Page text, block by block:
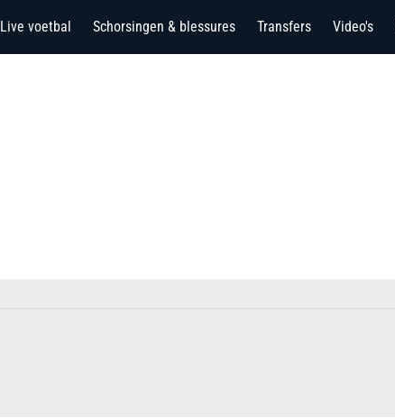
Live voetbal Schorsingen & blessures Transfers Video's